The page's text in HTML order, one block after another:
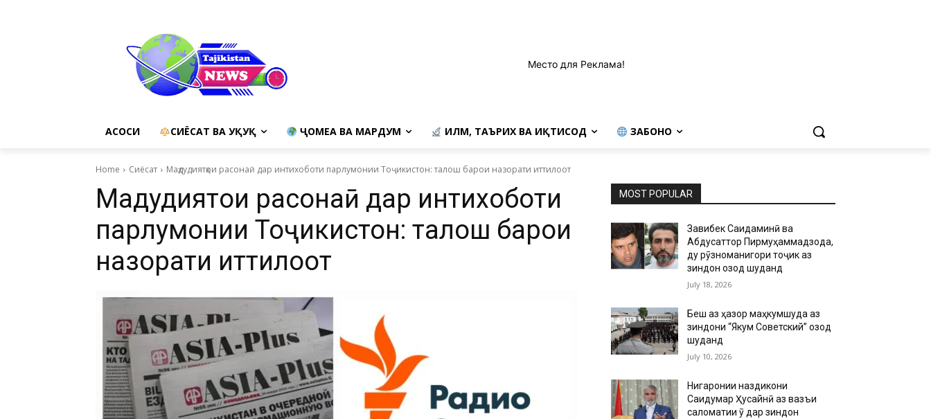
Место для Реклама!
АСОСИ СИЁСАТ ВА ҲУҚУҚ ҶОМЕА ВА МАРДУМ ИЛМ, ТАЪРИХ ВА ИҚТИСОД ЗАБОНҲО
Home Сиёсат Маҳдудиятҳои расонаӣ дар интихоботи парлумонии Тоҷикистон: талош барои назорати иттилоот
Маҳдудиятҳои расонаӣ дар интихоботи
парлумонии Тоҷикистон: талош барои
назорати иттилоот
MOST POPULAR
Завқибек Саидаминӣ ва
Абдусаттор Пирмуҳаммадзода,
ду рӯзноманигори тоҷик аз
зиндон озод шуданд
July 18, 2026
Беш аз ҳазор маҳкумшуда аз
зиндони “Якум Советский” озод
шуданд
July 10, 2026
Нигаронии наздикони
Саидумар Ҳусайнӣ аз вазъи
саломатии ӯ дар зиндон